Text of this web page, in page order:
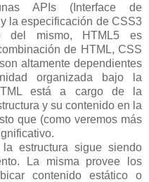
APIs (Interface de
la especificación de CSS3
del mismo, HTML5 es
de HTML, CSS
altamente dependientes
organizada bajo la
está a cargo de la
y su contenido en la
que (como veremos más
estructura sigue siendo
La misma provee los
contenido estático o